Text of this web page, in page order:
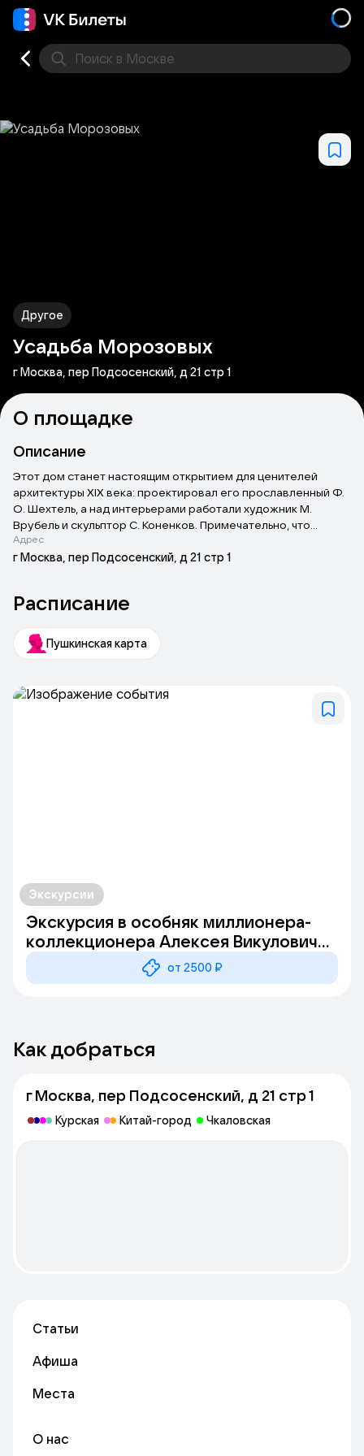
Поиск в Москве
Другое
Усадьба Морозовых
г Москва, пер Подсосенский, д 21 стр 1
О площадке
Описание
Этот дом станет настоящим открытием для ценителей
архитектуры XIX века: проектировал его прославленный Ф.
О. Шехтель, а над интерьерами работали художник М.
Врубель и скульптор С. Коненков. Примечательно, что
убранство усадьбы не сильно пострадало в конфликтах XIX -
XX вв. и дошло до нас практически в первозданном виде.
Адрес
г Москва, пер Подсосенский, д 21 стр 1
Расписание
Пушкинская карта
Экскурсии
Экскурсия в особняк миллионера-
коллекционера Алексея Викуловича
Морозова в Подсосенском переулке
от 2500 ₽
Как добраться
г Москва, пер Подсосенский, д 21 стр 1
Курская Китай-город Чкаловская
Статьи
Афиша
Места
О нас